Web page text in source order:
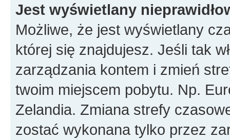
Jest wyświetlany
Możliwe, że jest wyświetlany
której się znajdujesz. Jeśli tak
zarządzania kontem i zmień
twoim miejscem pobytu. Np.
Zelandia. Zmiana strefy
zostać wykonana tylko przez